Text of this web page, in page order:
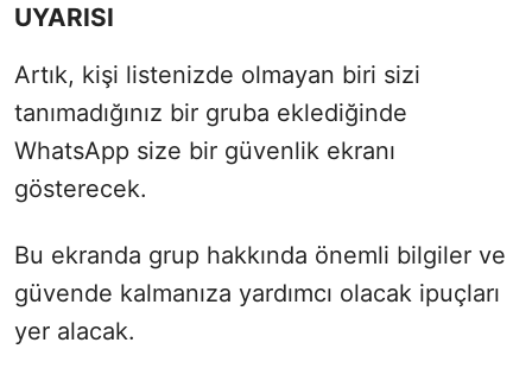
UYARISI
Artık, kişi listenizde olmayan biri sizi
tanımadığınız bir gruba eklediğinde
WhatsApp size bir güvenlik ekranı
gösterecek.
Bu ekranda grup hakkında önemli bilgiler ve
güvende kalmanıza yardımcı olacak ipuçları
yer alacak.